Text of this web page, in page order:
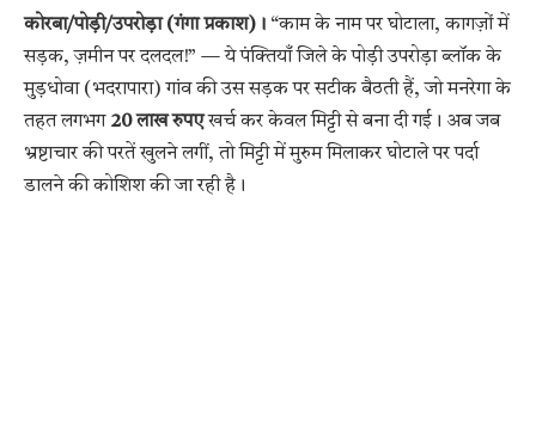
कोरबा/पोड़ी/उपरोड़ा (गंगा प्रकाश)। “काम के नाम पर घोटाला, कागज़ों में
सड़क, ज़मीन पर दलदल!” — ये पंक्तियाँ जिले के पोड़ी उपरोड़ा ब्लॉक के
मुड़धोवा (भदरापारा) गांव की उस सड़क पर सटीक बैठती हैं, जो मनरेगा के
तहत लगभग 20 लाख रुपएखर्च कर केवल मिट्टी से बना दी गई। अब जब
भ्रष्टाचार की परतें खुलने लगीं, तो मिट्टी में मुरुम मिलाकर घोटाले पर पर्दा
डालने की कोशिश की जा रही है।